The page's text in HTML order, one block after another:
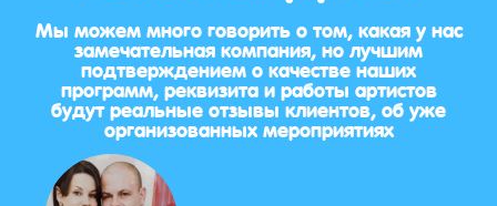
Мы можем много говорить о том, какая у нас
замечательная компания, но лучшим
подтверждением о качестве наших
программ, реквизита и работы артистов
будут реальные отзывы клиентов, об уже
организованных мероприятиях